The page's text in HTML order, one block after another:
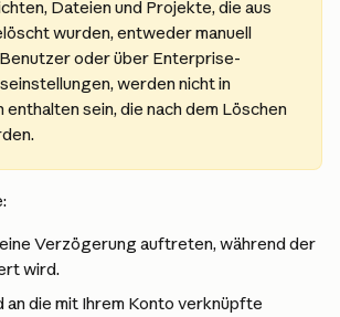
Dateien und Projekte, die aus
wurden, entweder manuell
oder über Enterprise-
werden nicht in
sein, die nach dem Löschen
Verzögerung auftreten, während der
wird.
an die mit Ihrem Konto verknüpfte